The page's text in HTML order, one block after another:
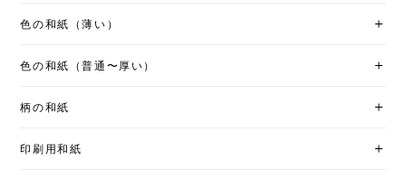
色の和紙（薄い）
色の和紙（普通〜厚い）
柄の和紙
印刷用和紙